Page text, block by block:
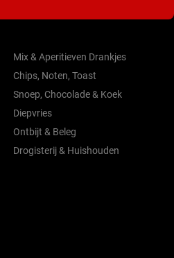
Mix & Aperitieven Drankjes
Chips, Noten, Toast
Snoep, Chocolade & Koek
Diepvries
Ontbijt & Beleg
Drogisterij & Huishouden